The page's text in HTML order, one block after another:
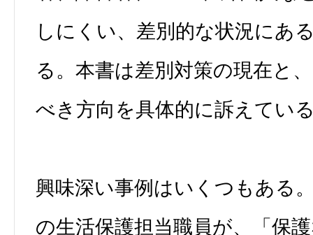
しにくい、差別的な状況にあ
る。本書は差別対策の現在と
べき方向を具体的に訴えてい
興味深い事例はいくつもある
の生活保護担当職員が、「保